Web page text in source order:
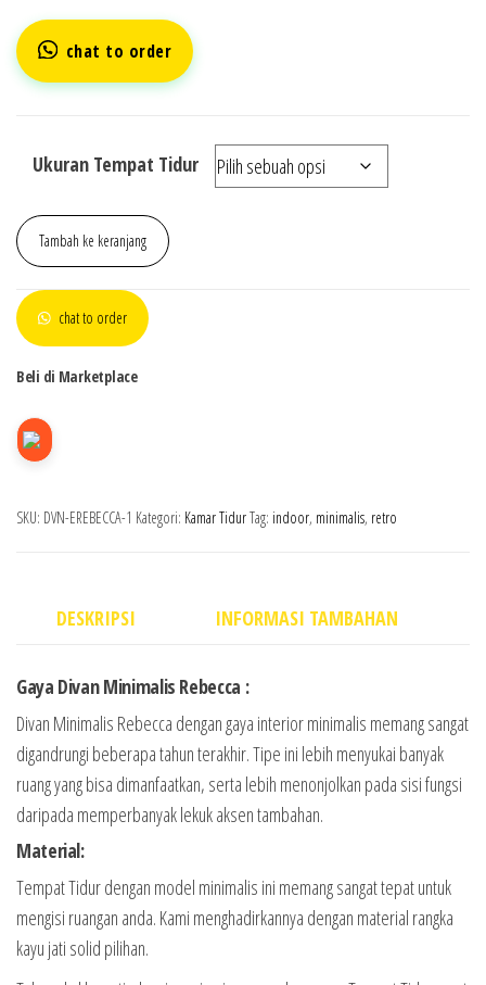
chat to order
Ukuran Tempat Tidur
Tambah ke keranjang
chat to order
Beli di Marketplace
SKU: DVN-EREBECCA-1 Kategori: Kamar TidurTag: indoor, minimalis, retro
DESKRIPSI INFORMASI TAMBAHAN
Gaya Divan Minimalis Rebecca :
Divan Minimalis Rebecca dengan gaya interior minimalis memang sangat
digandrungi beberapa tahun terakhir. Tipe ini lebih menyukai banyak
ruang yang bisa dimanfaatkan, serta lebih menonjolkan pada sisi fungsi
daripada memperbanyak lekuk aksen tambahan.
Material:
Tempat Tidur dengan model minimalis ini memang sangat tepat untuk
mengisi ruangan anda. Kami menghadirkannya dengan material rangka
kayu jati solid pilihan.